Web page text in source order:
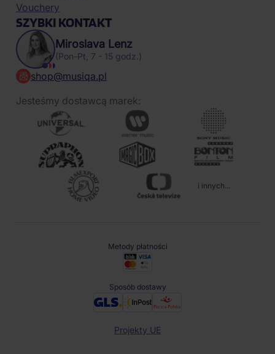
Vouchery
SZYBKI KONTAKT
Miroslava Lenz
(Pon-Pt, 7 - 15 godz.)
shop@musiqa.pl
Jesteśmy dostawcą marek:
i innych...
Metody płatności
Sposób dostawy
Projekty UE